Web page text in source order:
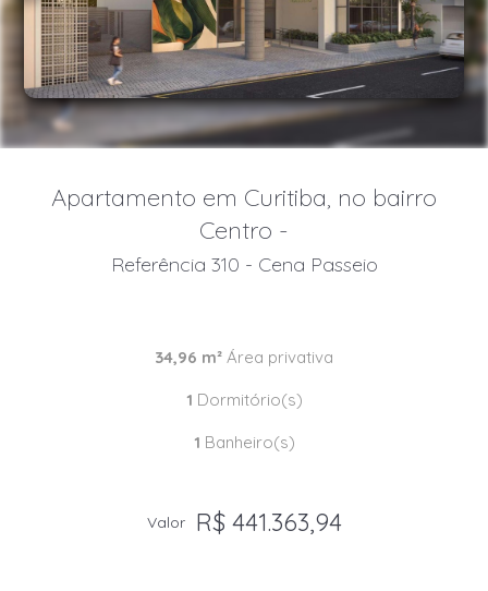
Apartamento em Curitiba, no bairro
Centro -
Referência 310 - Cena Passeio
34,96 m² Área privativa
1 Dormitório(s)
1 Banheiro(s)
Valor R$ 441.363,94